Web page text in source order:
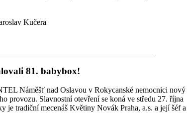
Kučera
81. babybox!
Náměšť nad Oslavou v Rokycanské nemocnici nový
provozu. Slavnostní otevření se koná ve středu 27. října
je tradiční mecenáš Květiny Novák Praha, a.s. a její šéf a